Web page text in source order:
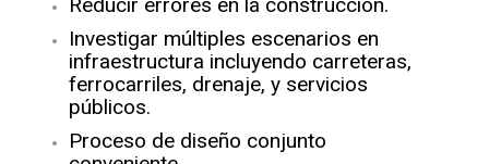
Investigar múltiples escenarios en
infraestructura incluyendo carreteras,
ferrocarriles, drenaje, y servicios
públicos.
Proceso de diseño conjunto